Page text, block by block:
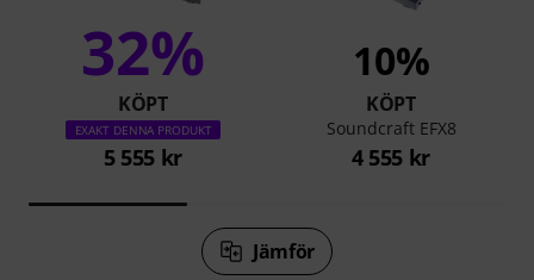
32%
KÖPT
EXAKT DENNA PRODUKT
5 555 kr
10%
KÖPT
Soundcraft EFX8
4 555 kr
Jämför